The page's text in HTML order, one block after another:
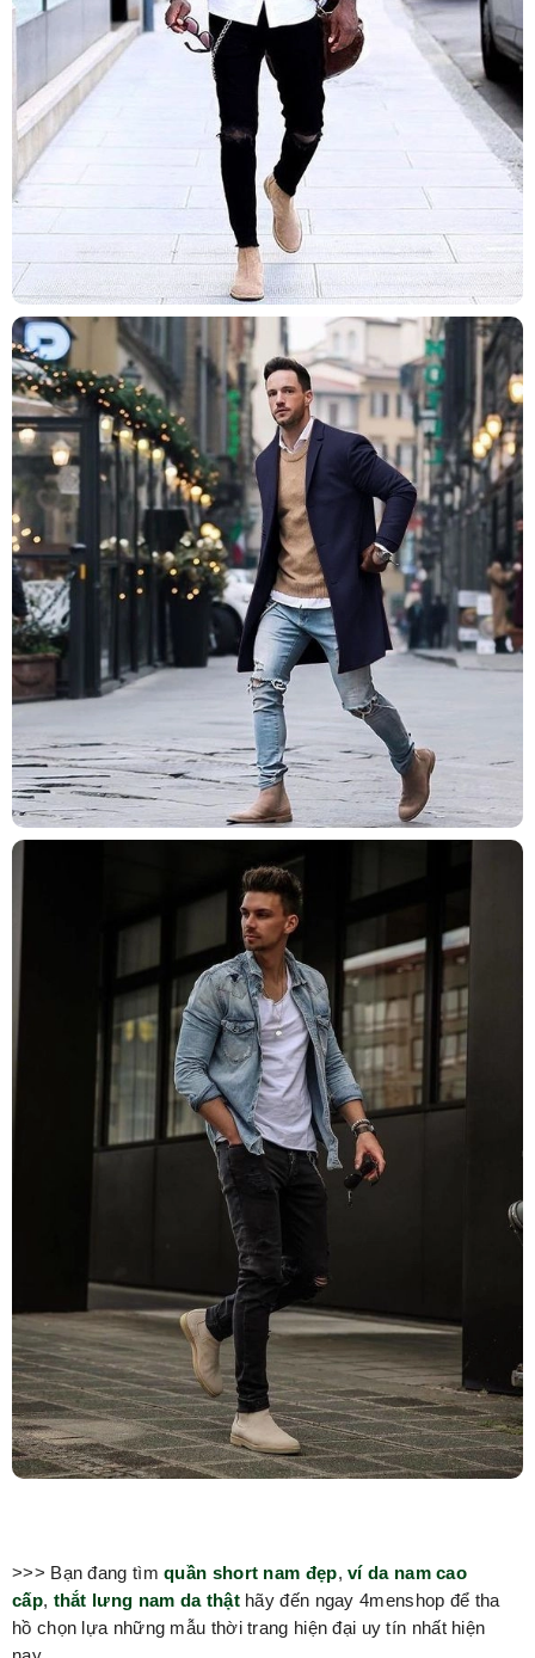
>>> Bạn đang tìmquần short nam đẹp,ví da nam cao
cấp, thắt lưng nam da thậthãy đến ngay 4menshop để tha
hồ chọn lựa những mẫu thời trang hiện đại uy tín nhất hiện